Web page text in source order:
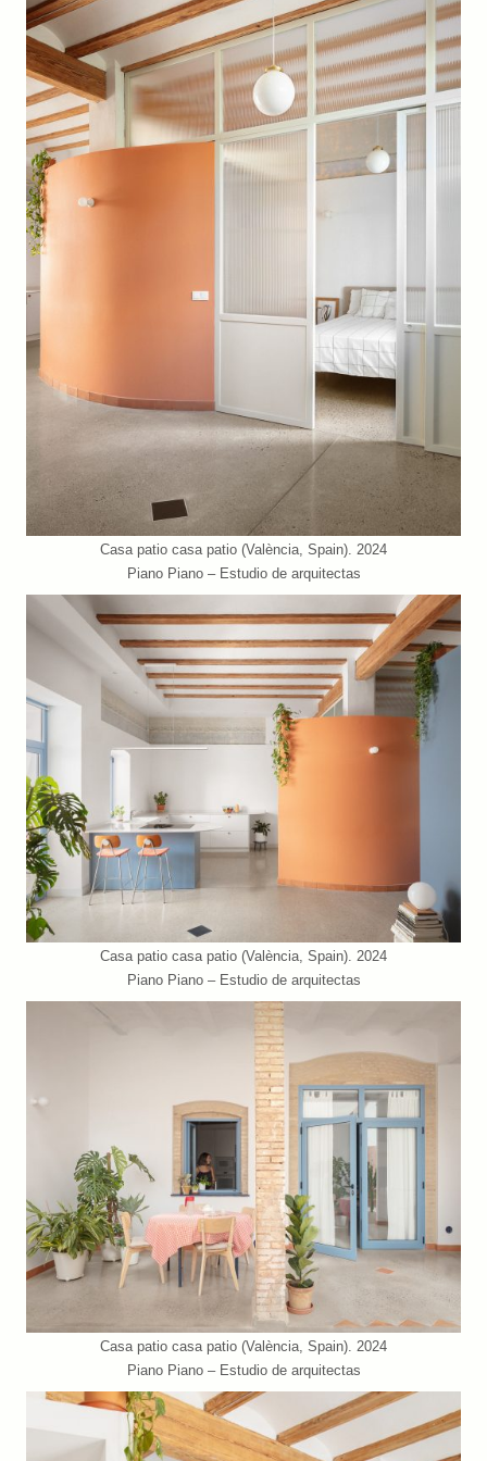
Casa patio casa patio (València, Spain). 2024
Piano Piano – Estudio de arquitectas
Casa patio casa patio (València, Spain). 2024
Piano Piano – Estudio de arquitectas
Casa patio casa patio (València, Spain). 2024
Piano Piano – Estudio de arquitectas